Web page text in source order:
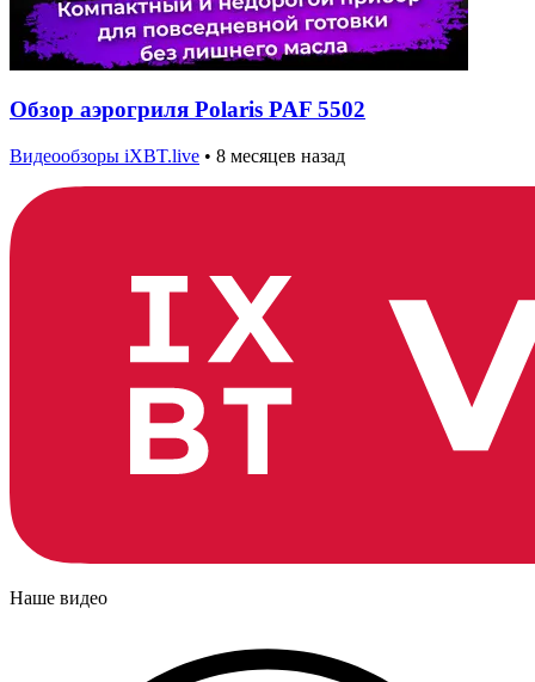
Обзор аэрогриля Polaris PAF 5502
Видеообзоры iXBT.live • 8 месяцев назад
Наше видео